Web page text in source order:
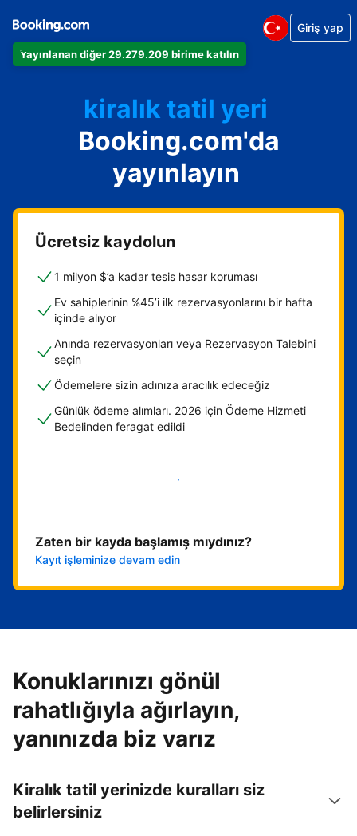
Yayınlanan diğer 29.279.209 birime katılın
Giriş yap
Dairenizi
Otelinizi
kiralık tatil yeri
Konukevinizi
Oda ve kahvaltı tesisinizi
Booking.com'da
yayınlayın
Ücretsiz kaydolun
1 milyon $’a kadar tesis hasar koruması
Ev sahiplerinin %45’i ilk rezervasyonlarını bir hafta
içinde alıyor
Anında rezervasyonları veya Rezervasyon Talebini
seçin
Ödemelere sizin adınıza aracılık edeceğiz
Günlük ödeme alımları. 2026 için Ödeme Hizmeti
Bedelinden feragat edildi
Hemen başla
Zaten bir kayda başlamış mıydınız?
Kayıt işleminize devam edin
Konuklarınızı gönül
rahatlığıyla ağırlayın,
yanınızda biz varız
Kiralık tatil yerinizde kuralları siz
belirlersiniz